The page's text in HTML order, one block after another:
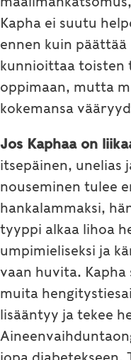
Kapha ei suutu
ennen kuin
kunnioittaa toisten
oppimaan, mutta
kokemansa
Jos Kaphaa on
itsepäinen, unelias
nouseminen tulee
hankalammaksi,
tyyppi alkaa lihoa
umpimieliseksi ja
vaan huvita. Kapha
muita
lisääntyy ja tekee